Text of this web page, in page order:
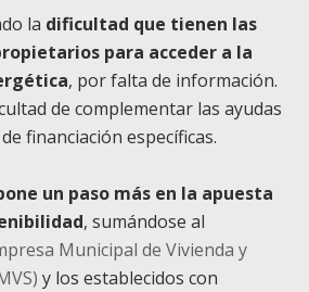
la dificultad que tienen las
para acceder a la
, por falta de información.
de complementar las ayudas
financiación específicas.
un paso más en la apuesta
, sumándose al
Municipal de Vivienda y
y los establecidos con